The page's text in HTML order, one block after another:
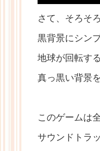
さて、そろそ
黒背景にシン
地球が回転す
真っ黒い背景
このゲームは
サウンドトラ